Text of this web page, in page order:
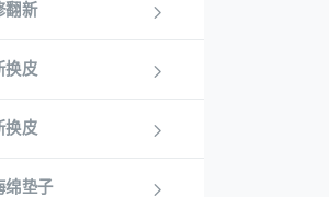
翻新
换皮
换皮
绵垫子